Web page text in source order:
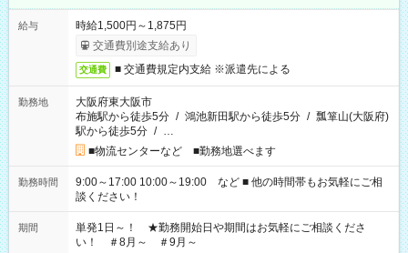
給与
時給1,500円～1,875円
交通費別途支給あり
交通費 ■ 交通費規定内支給 ※派遣先による
勤務地
大阪府東大阪市
布施駅から徒歩5分 / 鴻池新田駅から徒歩5分 / 瓢箪山(大阪府)
駅から徒歩5分 / …
■物流センターなど ■勤務地選べます
勤務時間
9:00～17:00 10:00～19:00 など ■ 他の時間帯もお気軽にご相
談ください！
期間
単発1日～！ ★勤務開始日や期間はお気軽にご相談くださ
い！ ＃8月～ ＃9月～